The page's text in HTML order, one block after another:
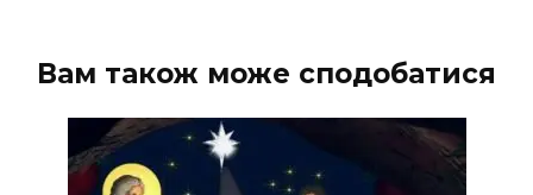
Вам також може сподобатися